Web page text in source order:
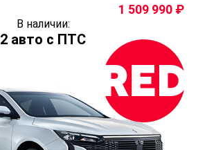
1 509 990
В наличии:
2 авто с ПТС